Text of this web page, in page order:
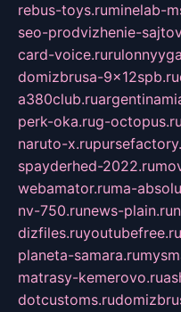
rebus-toys.ruminelab-
seo-prodvizhenie-
card-voice.ru
domizbrusa-9x12spb.ru
a380club.ru
perk-oka.rug-octopus.ru
naruto-x.ru
spayderhed-2022.ru
webamator.ruma-
nv-750.runews-plain.ru
dizfiles.ruyoutubefree.ru
planeta-samara.ru
matrasy-kemerovo.ru
dotcustoms.ru